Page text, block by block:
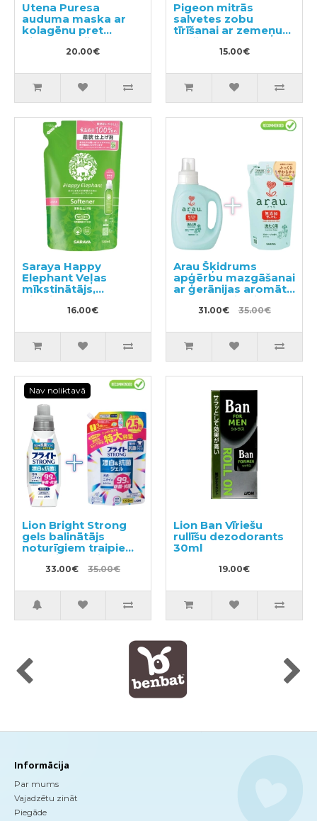
Utena Puresa
auduma maska ar
kolagēnu pret
pigmentāciju 5gab
20.00€
Pigeon mitrās
salvetes zobu
tīrīšanai ar zemeņu
garšu 42gab
15.00€
Saraya Happy
Elephant Veļas
mīkstinātājs,
pildviela 540ml
16.00€
Arau Šķidrums
apģērbu mazgāšanai
ar ģerānijas aromātu
1200ml + pildviela
1000ml
31.00€ 35.00€
Nav noliktavā
Lion Bright Strong
gels balinātājs
noturīgiem traipiem
ar antibakteriālu
efektu 510ml +
33.00€ 35.00€
Lion Ban Vīriešu
rullīšu dezodorants
30ml
19.00€
Informācija
Par mums
Vajadzētu zināt
Piegāde